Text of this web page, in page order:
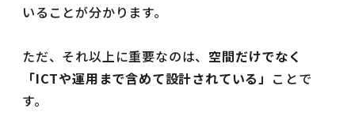
いることが分かります。
ただ、それ以上に重要なのは、 空間だけでなく
「ICTや運用まで含めて設計されている」 ことで
す。